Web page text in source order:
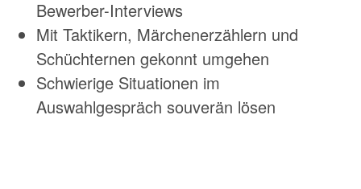
Bewerber-Interviews
Mit Taktikern, Märchenerzählern und
Schüchternen gekonnt umgehen
Schwierige Situationen im
Auswahlgespräch souverän lösen